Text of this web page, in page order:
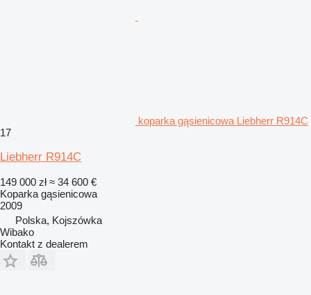
koparka gąsienicowa Liebherr R914C
17
Liebherr R914C
149 000 zł ≈ 34 600 €
Koparka gąsienicowa
2009
Polska, Kojszówka
Wibako
Kontakt z dealerem